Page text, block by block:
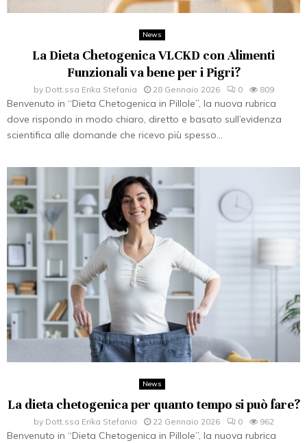
News
La Dieta Chetogenica VLCKD con Alimenti
Funzionali va bene per i Pigri?
by Dott.ssa Erika Stefania 28 Gennaio 2026 0 809
Benvenuto in “Dieta Chetogenica in Pillole”, la nuova rubrica
dove rispondo in modo chiaro, diretto e basato sull’evidenza
scientifica alle domande che ricevo più spesso...
News
La dieta chetogenica per quanto tempo si può fare?
by Dott.ssa Erika Stefania 22 Gennaio 2026 0 962
Benvenuto in “Dieta Chetogenica in Pillole”, la nuova rubrica